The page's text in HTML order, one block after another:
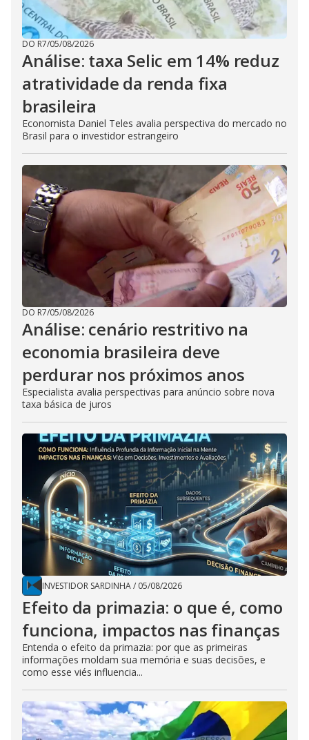
DO R7/05/08/2026
Análise: taxa Selic em 14% reduz
atratividade da renda fixa
brasileira
Economista Daniel Teles avalia perspectiva do mercado no
Brasil para o investidor estrangeiro
DO R7/05/08/2026
Análise: cenário restritivo na
economia brasileira deve
perdurar nos próximos anos
Especialista avalia perspectivas para anúncio sobre nova
taxa básica de juros
INVESTIDOR SARDINHA/ 05/08/2026
Efeito da primazia: o que é, como
funciona, impactos nas finanças
Entenda o efeito da primazia: por que as primeiras
informações moldam sua memória e suas decisões, e
como esse viés influencia...